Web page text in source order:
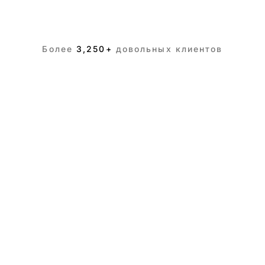
Более3,250+ довольных клиентов